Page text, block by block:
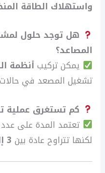
واستهلاك الطاقة
هل توجد حلول
المصاعد؟
يمكن تركيب أنظمة
تشغيل المصعد في
كم تستغرق عملية
تعتمد المدة على
لكنها تتراوح عادة بين 3 إلى 6 أسابيع